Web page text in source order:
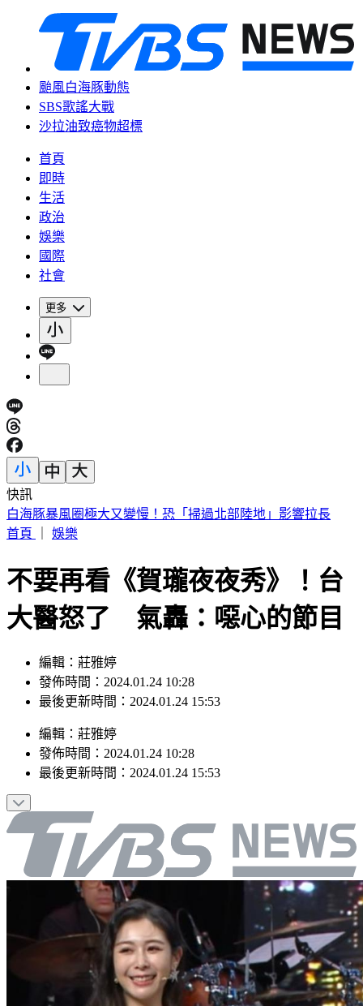
颱風白海豚動態
SBS歌謠大戰
沙拉油致癌物超標
首頁
即時
生活
政治
娛樂
國際
社會
更多
快訊
3字華語天王」爆私生子！周杰倫衰被捲入 杰威爾不忍了喊
告
不要再看《賀瓏夜夜秀》！台
大醫怒了 氣轟：噁心的節目
編輯：莊雅婷
發佈時間：2024.01.24 10:28
編輯：莊雅婷
發佈時間：2024.01.24 10:28